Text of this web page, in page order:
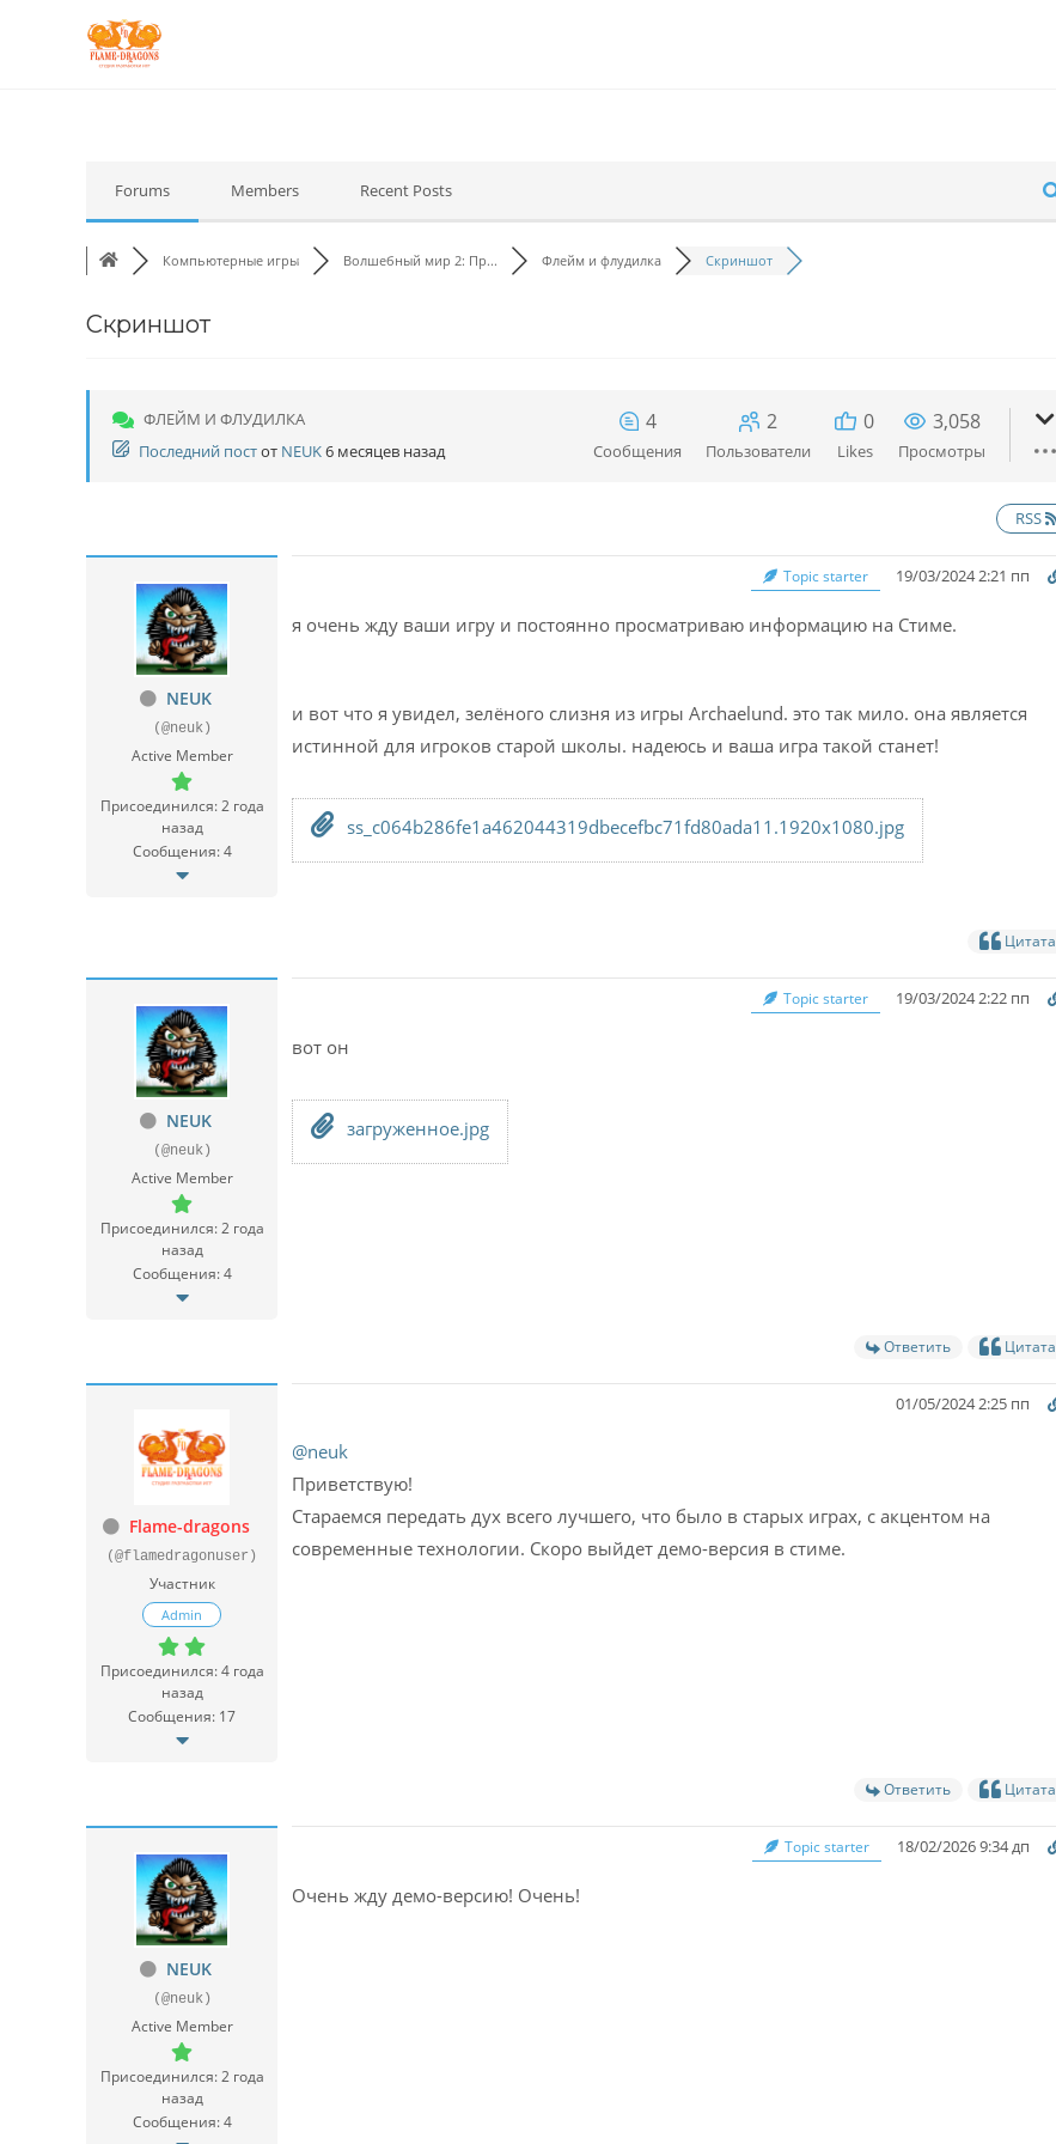
Forums Members Recent Posts
Компьютерные игры Волшебный мир 2: Пр... Флейм и флудилка Скриншот
Скриншот
ФЛЕЙМ И ФЛУДИЛКА
Последний постот NEUK6 месяцев назад
4
Сообщения
2
Пользователи
0
Likes
3,058
Просмотры
RSS
NEUK
(@neuk)
Active Member
Присоединился: 2 года
назад
Сообщения: 4
Topic starter 19/03/2024 2:21 пп
я очень жду ваши игру и постоянно просматриваю информацию на Стиме.
и вот что я увидел, зелёного слизня из игры Archaelund. это так мило. она является
истинной для игроков старой школы. надеюсь и ваша игра такой станет!
ss_c064b286fe1a462044319dbecefbc71fd80ada11.1920x1080.jpg
Цитата
NEUK
(@neuk)
Active Member
Присоединился: 2 года
назад
Сообщения: 4
Topic starter 19/03/2024 2:22 пп
вот он
загруженное.jpg
Ответить Цитата
Flame-dragons
(@flamedragonuser)
Участник
Admin
Присоединился: 4 года
назад
Сообщения: 17
01/05/2024 2:25 пп
@neuk
Приветствую!
Стараемся передать дух всего лучшего, что было в старых играх, с акцентом на
современные технологии. Скоро выйдет демо-версия в стиме.
Ответить Цитата
NEUK
(@neuk)
Active Member
Присоединился: 2 года
назад
Сообщения: 4
Topic starter 18/02/2026 9:34 дп
Очень жду демо-версию! Очень!